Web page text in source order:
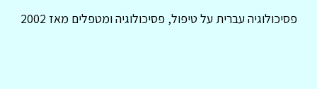
פסיכולוגיה עברית על טיפול, פסיכולוגיה ומטפלים מאז 2002